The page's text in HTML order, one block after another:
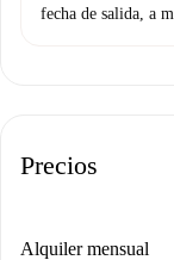
fecha de salida, a
Precios
Alquiler mensual